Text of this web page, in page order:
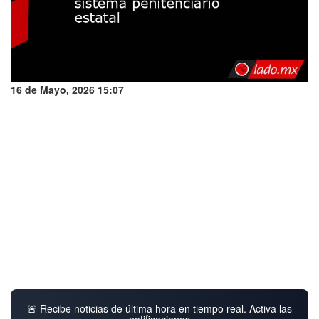
16 de Mayo, 2026 15:07
🚨 Recibe noticias de última hora en tiempo real. Activa las